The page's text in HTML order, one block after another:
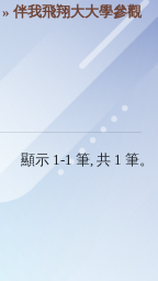
» 伴我飛翔大大學參觀
顯示 1-1 筆, 共 1 筆。